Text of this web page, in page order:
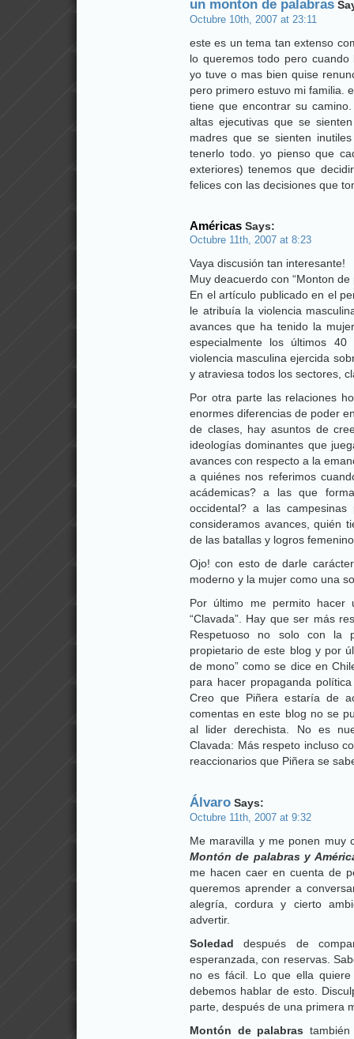
un monton de palabras
Octubre 10th, 2007 at 23:11
este es un tema tan extenso
lo queremos todo pero
yo tuve o mas bien quise
pero primero estuvo mi familia.
tiene que encontrar su
altas ejecutivas que se
madres que se sienten
tenerlo todo. yo pienso que
exteriores) tenemos que
felices con las decisiones que
Américas Says:
Octubre 11th, 2007 at 8:23
Vaya discusión tan interesante!
Muy deacuerdo con “Monton
En el artículo publicado en el
le atribuía la violencia
avances que ha tenido la
especialmente los últimos
violencia masculina ejercida
y atraviesa todos los sectores,
Por otra parte las relaciones
enormes diferencias de poder
de clases, hay asuntos de
ideologías dominantes que
avances con respecto a la
a quiénes nos referimos
acádemicas? a las que
occidental? a las campesinas
consideramos avances, quién
de las batallas y logros
Ojo! con esto de darle
moderno y la mujer como una
Por último me permito hacer
“Clavada”. Hay que ser más
Respetuoso no solo con la
propietario de este blog y por
de mono” como se dice en
para hacer propaganda
Creo que Piñera estaría de
comentas en este blog no se
al lider derechista. No es
Clavada: Más respeto incluso
reaccionarios que Piñera se
Álvaro Says:
Octubre 11th, 2007 at 9:32
Me maravilla y me ponen muy
Montón de palabras y
me hacen caer en cuenta de
queremos aprender a
alegría, cordura y cierto
advertir.
Soledad después de
esperanzada, con reservas.
no es fácil. Lo que ella
debemos hablar de esto.
parte, después de una primera
Montón de palabras